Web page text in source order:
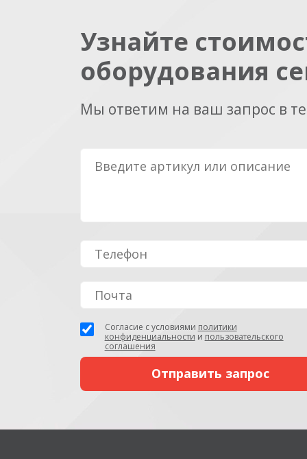
Узнайте
оборудования
Мы ответим на ваш запрос в
Согласие с условиями политики
конфиденциальности и пользовательского
соглашения